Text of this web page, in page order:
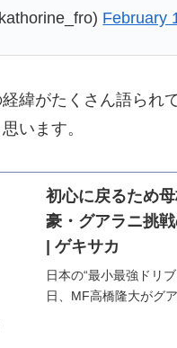
February
緯がたくさん語られ
います。
初心に戻るため
豪・グアラニ挑
| ゲキサカ
日本の“最小最強ドリ
日、MF高橋隆大がグ